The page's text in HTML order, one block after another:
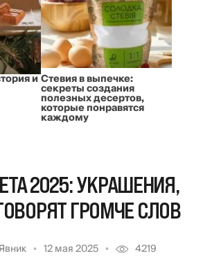
иСтевия в выпечке:
секреты создания
полезных десертов,
которые понравятся
каждому
2025: УКРАШЕНИЯ,
ГРОМЧЕ СЛОВ
12 мая 2025 4219